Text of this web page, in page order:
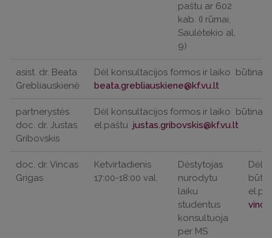
paštu ar 602
kab. (I rūmai,
Saulėtekio al.
9)
asist. dr. Beata
Grebliauskienė
Dėl konsultacijos formos ir laiko būtina
partnerystės
doc. dr. Justas
Gribovskis
Dėl konsultacijos formos ir laiko būtina
el.paštu
doc. dr. Vincas
Grigas
Ketvirtadienis
17:00-18:00 val.
Dėstytojas
nurodytu
laiku
studentus
konsultuoja
per MS
Dėl